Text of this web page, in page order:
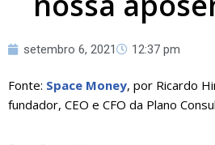
setembro 6, 2021 12:37 pm
Fonte: Space Money, por Ricardo
fundador, CEO e CFO da Plano